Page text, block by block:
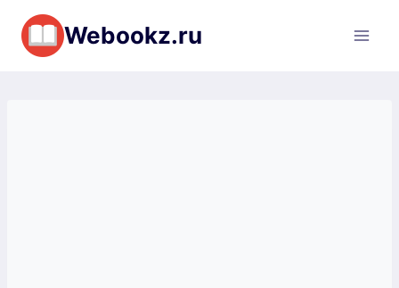
Перейти
содержимому
Webookz.ru